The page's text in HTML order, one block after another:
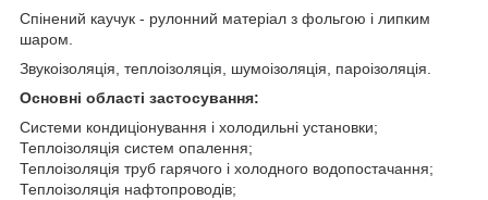
Спінений каучук - рулонний матеріал з фольгою і липким
шаром.
Звукоізоляція, теплоізоляція, шумоізоляція, пароізоляція.
Основні області застосування:
Системи кондиціонування і холодильні установки;
Теплоізоляція систем опалення;
Теплоізоляція труб гарячого і холодного водопостачання;
Теплоізоляція нафтопроводів;